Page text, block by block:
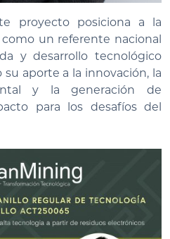
proyecto posiciona a la
un referente nacional
y desarrollo tecnológico
aporte a la innovación, la
y la generación de
para los desafíos del